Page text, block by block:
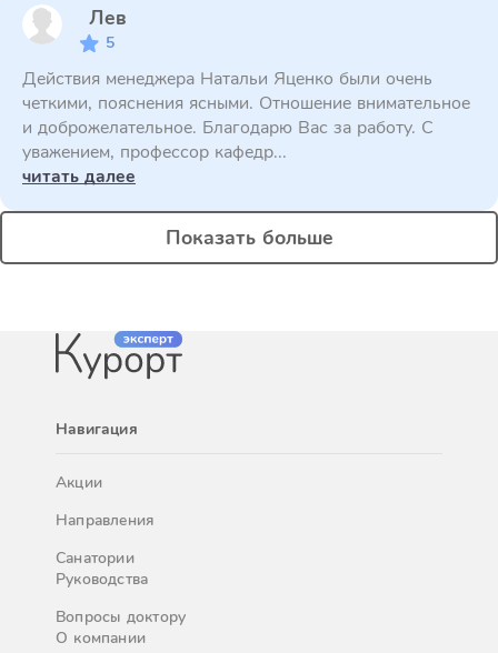
Лев
5
Действия менеджера Натальи Яценко были очень
четкими, пояснения ясными. Отношение внимательное
и доброжелательное. Благодарю Вас за работу. С
уважением, профессор кафедр...
читать далее
Показать больше
Навигация
Акции
Направления
Санатории
Руководства
Вопросы доктору
О компании